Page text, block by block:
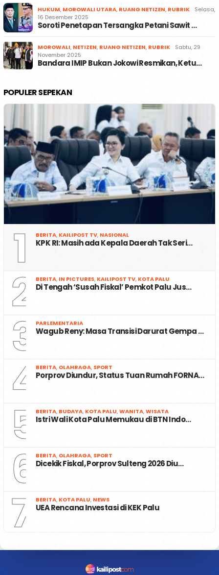
HUKUM, MOROWALI UTARA, RUANG NETIZEN, RUBRIK
Selasa,
16 Desember 2025
Soroti Penetapan Tersangka Petani Sawit …
MOROWALI, NETIZEN, RUANG NETIZEN, RUBRIK
Sabtu, 29
November 2025
Bandara IMIP Bukan Jokowi Resmikan, Ketu…
POPULER SEPEKAN
1 BERITA, KAILIPOST TV, NASIONAL
KPK RI: Masih ada Kepala Daerah Tak Seri…
2 BERITA, IN PICTURES, KAILIPOST TV, KOTA PALU
Di Tengah ‘Susah Fiskal’ Pemkot Palu Jus…
3 PARLEMENTARIA
Wagub Reny: Masa Transisi Darurat Gempa …
4 BERITA, OLAHRAGA, SPORT
Porprov Diundur, Status Tuan Rumah FORNA…
5 BERITA, BUDAYA, KOTA PALU,WANITA,WISATA
Istri Wali Kota Palu Memukau di BTN Indo…
6 BERITA, OLAHRAGA, SPORT
Dicekik Fiskal, Porprov Sulteng 2026 Diu…
7 BERITA, KOTA PALU, NEWS
UEA Rencana Investasi di KEK Palu